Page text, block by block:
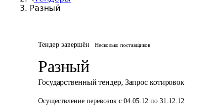
Разный
Тендер завершён Несколько поставщиков
Разный
Государственный тендер, Запрос котировок
Осуществление перевозок с 04.05.12 по 31.12.12